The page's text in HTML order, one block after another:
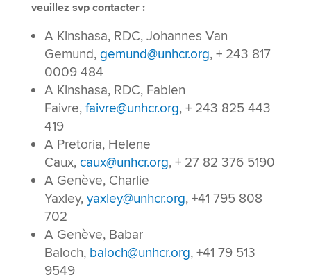
veuillez svp contacter :
A Kinshasa, RDC, Johannes Van
Gemund, gemund@unhcr.org, + 243 817
0009 484
A Kinshasa, RDC, Fabien
Faivre, faivre@unhcr.org, + 243 825 443
419
A Pretoria, Helene
Caux, caux@unhcr.org, + 27 82 376 5190
A Genève, Charlie
Yaxley, yaxley@unhcr.org, +41 795 808
702
A Genève, Babar
Baloch, baloch@unhcr.org, +41 79 513
9549